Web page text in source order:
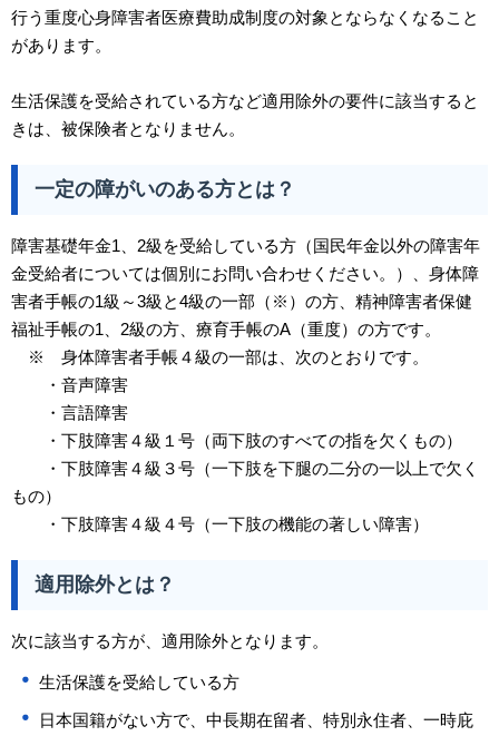
行う重度心身障害者医療費助成制度の対象とならなくなること
があります。
生活保護を受給されている方など適用除外の要件に該当すると
きは、被保険者となりません。
一定の障がいのある方とは？
障害基礎年金1、2級を受給している方（国民年金以外の障害年
金受給者については個別にお問い合わせください。）、身体障
害者手帳の1級～3級と4級の一部（※）の方、精神障害者保健
福祉手帳の1、2級の方、療育手帳のA（重度）の方です。
※ 身体障害者手帳４級の一部は、次のとおりです。
・音声障害
・言語障害
・下肢障害４級１号（両下肢のすべての指を欠くもの）
・下肢障害４級３号（一下肢を下腿の二分の一以上で欠く
もの）
・下肢障害４級４号（一下肢の機能の著しい障害）
適用除外とは？
次に該当する方が、適用除外となります。
生活保護を受給している方
日本国籍がない方で、中長期在留者、特別永住者、一時庇